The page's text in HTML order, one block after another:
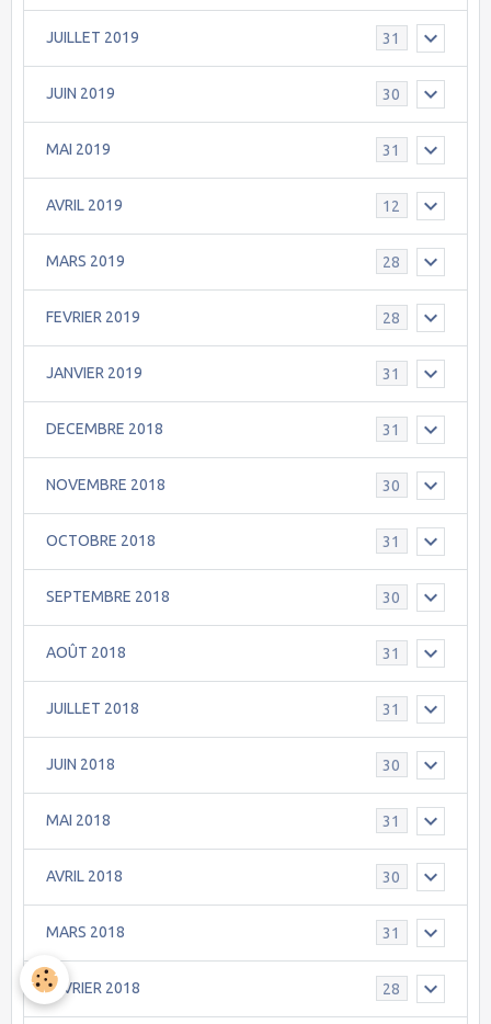
JUILLET 2019 31
JUIN 2019 30
MAI 2019 31
AVRIL 2019 12
MARS 2019 28
FEVRIER 2019 28
JANVIER 2019 31
DECEMBRE 2018 31
NOVEMBRE 2018 30
OCTOBRE 2018 31
SEPTEMBRE 2018 30
AOÛT 2018 31
JUILLET 2018 31
JUIN 2018 30
MAI 2018 31
AVRIL 2018 30
MARS 2018 31
FEVRIER 2018 28